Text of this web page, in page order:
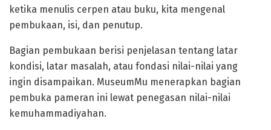
ketika menulis cerpen atau buku, kita mengenal
pembukaan, isi, dan penutup.
Bagian pembukaan berisi penjelasan tentang latar
kondisi, latar masalah, atau fondasi nilai-nilai yang
ingin disampaikan. MuseumMu menerapkan bagian
pembuka pameran ini lewat penegasan nilai-nilai
kemuhammadiyahan.